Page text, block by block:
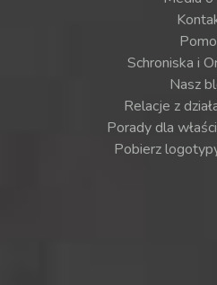
Schroniska i
Nasz
Relacje z
Porady dla
Pobierz